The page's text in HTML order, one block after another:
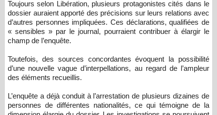
Toujours selon Libération, plusieurs protagonistes cités dans le
dossier auraient apporté des précisions sur leurs relations avec
d’autres personnes impliquées. Ces déclarations, qualifiées de
« sensibles » par le journal, pourraient contribuer à élargir le
champ de l’enquête.
Toutefois, des sources concordantes évoquent la possibilité
d’une nouvelle vague d’interpellations, au regard de l’ampleur
des éléments recueillis.
L’enquête a déjà conduit à l’arrestation de plusieurs dizaines de
personnes de différentes nationalités, ce qui témoigne de la